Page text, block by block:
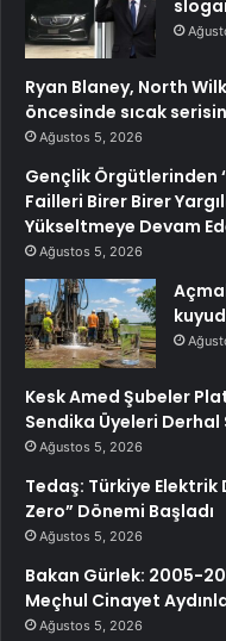
Ryan Blaney, North
öncesinde sıcak
Ağustos 5, 2026
Gençlik Örgütlerinden
Failleri Birer Birer
Yükseltmeye Devam
Ağustos 5, 2026
Kesk Amed Şubeler
Sendika Üyeleri Derhal
Ağustos 5, 2026
Tedaş: Türkiye Elektrik
Zero” Dönemi Başladı
Ağustos 5, 2026
Bakan Gürlek: 2005-
Meçhul Cinayet
Ağustos 5, 2026